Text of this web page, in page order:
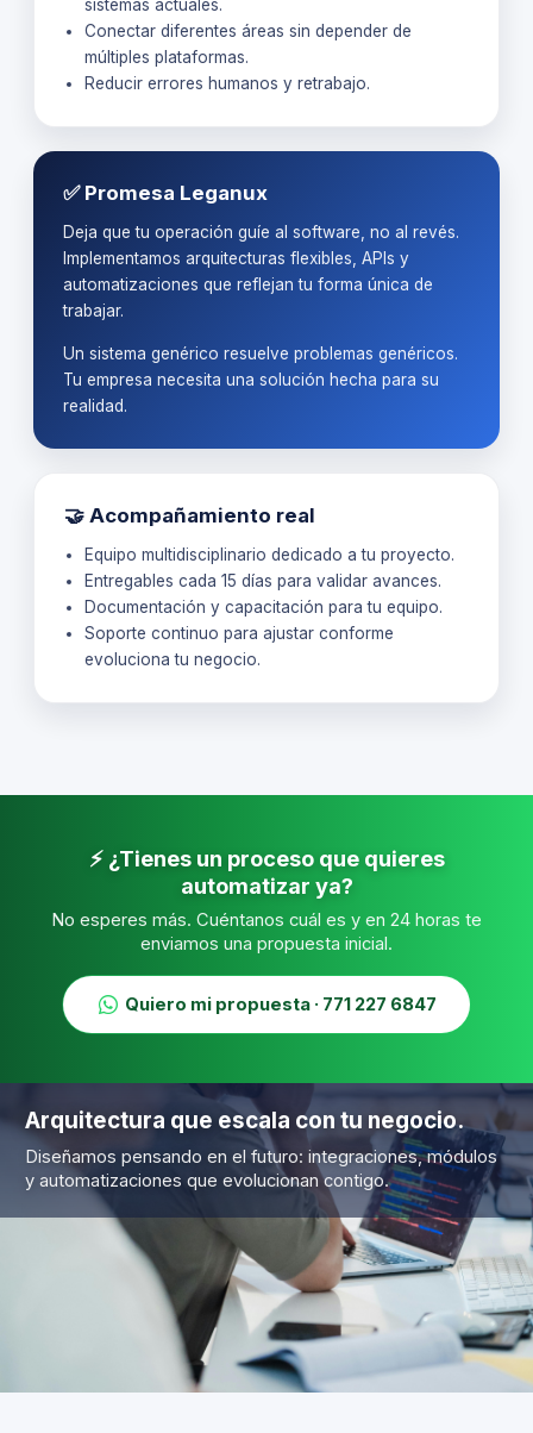
sistemas actuales.
Conectar diferentes áreas sin depender de
múltiples plataformas.
Reducir errores humanos y retrabajo.
✅ Promesa Leganux
Deja que tu operación guíe al software, no al revés.
Implementamos arquitecturas flexibles, APIs y
automatizaciones que reflejan tu forma única de
trabajar.
Un sistema genérico resuelve problemas genéricos.
Tu empresa necesita una solución hecha para su
realidad.
🤝 Acompañamiento real
Equipo multidisciplinario dedicado a tu proyecto.
Entregables cada 15 días para validar avances.
Documentación y capacitación para tu equipo.
Soporte continuo para ajustar conforme
evoluciona tu negocio.
⚡ ¿Tienes un proceso que quieres
automatizar ya?
No esperes más. Cuéntanos cuál es y en 24 horas te
enviamos una propuesta inicial.
Quiero mi propuesta · 771 227 6847
Arquitectura que escala con tu negocio.
Diseñamos pensando en el futuro: integraciones, módulos
y automatizaciones que evolucionan contigo.